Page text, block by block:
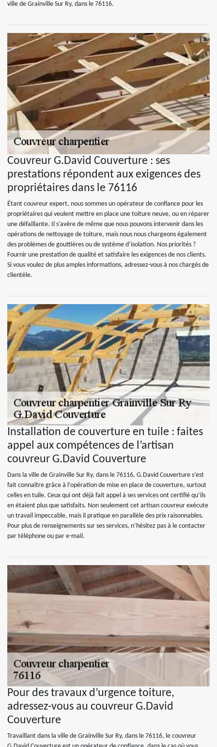
ville de Grainville Sur Ry, dans le 76116.
Couvreur G.David Couverture : ses
prestations répondent aux exigences des
propriétaires dans le 76116
Étant couvreur expert, nous sommes un opérateur de confiance pour les
propriétaires qui veulent mettre en place une toiture neuve, ou en réparer
une défaillante. Il s’avère de même que nous pouvons intervenir dans les
opérations de nettoyage de toiture, mais nous nous chargeons également
des problèmes de gouttières ou de système d’isolation. Nos priorités ?
Fournir une prestation de qualité et satisfaire les exigences de nos clients.
Si vous voulez de plus amples informations, adressez-vous à nos chargés de
clientèle.
Installation de couverture en tuile : faites
appel aux compétences de l’artisan
couvreur G.David Couverture
Dans la ville de Grainville Sur Ry, dans le 76116, G.David Couverture s’est
fait connaître grâce à l’opération de mise en place de couverture, surtout
celles en tuile. Ceux qui ont déjà fait appel à ses services ont certifié qu’ils
en étaient plus que satisfaits. Non seulement cet artisan couvreur exécute
un travail impeccable, mais il pratique en parallèle des prix raisonnables.
Pour plus de renseignements sur ses services, n’hésitez pas à le contacter
par téléphone ou par e-mail.
Pour des travaux d’urgence toiture,
adressez-vous au couvreur G.David
Couverture
Travaillant dans la ville de Grainville Sur Ry, dans le 76116, le couvreur